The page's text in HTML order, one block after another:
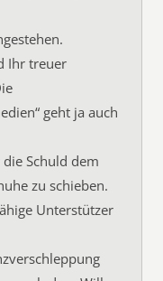
Ihr treuer
geht ja auch
Schuld dem
zu schieben.
Unterstützer